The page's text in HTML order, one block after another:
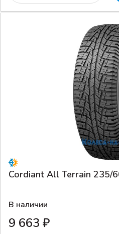
Cordiant All Terrain 235/
В наличии
9 663 ₽